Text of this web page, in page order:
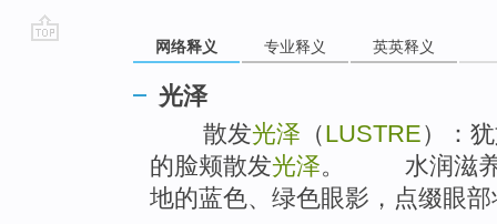
网络释义 专业释义 英英释义
光泽
散发光泽 （LUSTRE）：
的脸颊散发光泽。 水润滋养
地的蓝色、绿色眼影，点缀眼